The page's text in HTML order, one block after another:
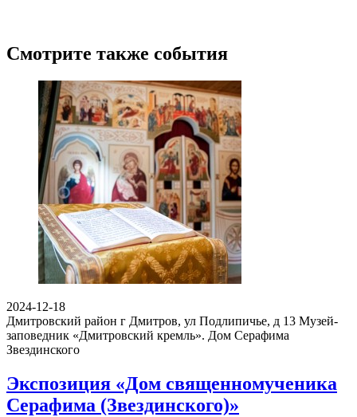
Смотрите также события
2024-12-18
Дмитровский район г Дмитров, ул Подлипичье, д 13 Музей-
заповедник «Дмитровский кремль». Дом Серафима
Звездинского
Экспозиция «Дом священномученика
Серафима (Звездинского)»